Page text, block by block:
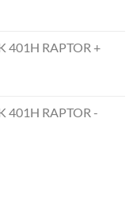
401H RAPTOR +
401H RAPTOR -